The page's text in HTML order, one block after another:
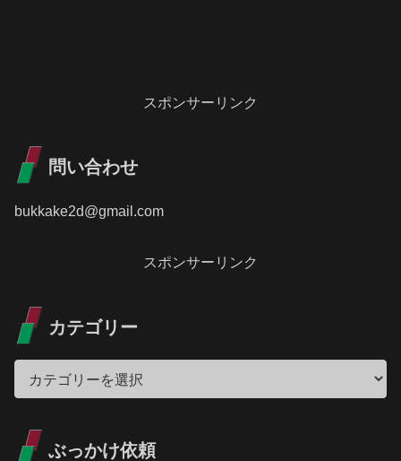
スポンサーリンク
問い合わせ
bukkake2d@gmail.com
スポンサーリンク
カテゴリー
ぶっかけ依頼